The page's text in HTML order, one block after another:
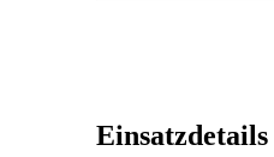
Einsatzdetails